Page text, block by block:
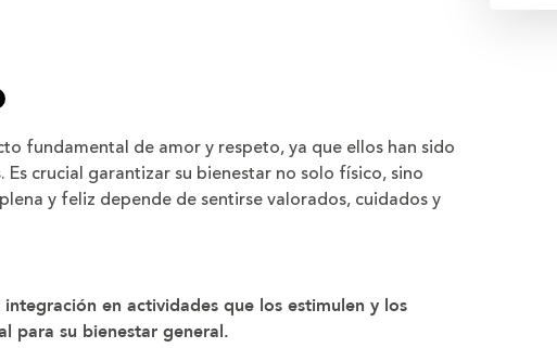
fundamental de amor y respeto, ya que ellos han sido
crucial garantizar su bienestar no solo físico, sino
y feliz depende de sentirse valorados, cuidados y
en actividades que los estimulen y los
para su bienestar general.